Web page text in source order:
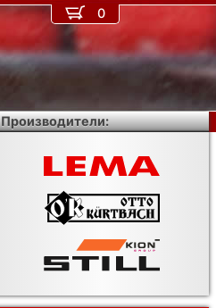
0
Производители: